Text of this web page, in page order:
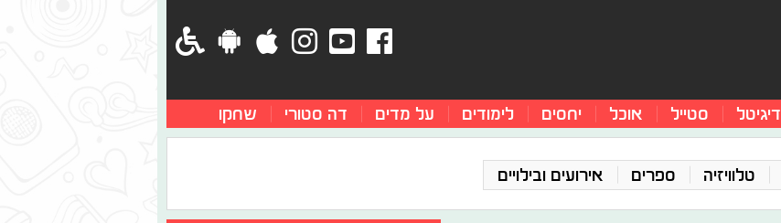
דיגיטל סטייל אוכל יחסים לימודים על מדים דה סטורי שחקו
טלוויזיה ספרים אירועים ובילויים